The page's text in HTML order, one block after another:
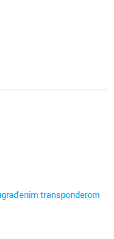
transponderom